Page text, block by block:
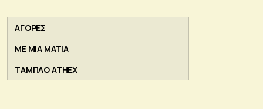
ΑΓΟΡΕΣ
ΜΕ ΜΙΑ ΜΑΤΙΑ
ΤΑΜΠΛΟ ATHEX